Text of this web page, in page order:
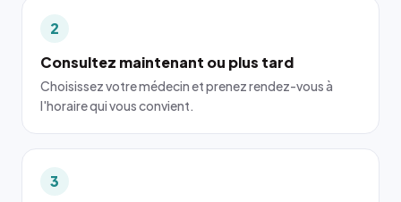
2
Consultez maintenant ou plus tard
Choisissez votre médecin et prenez rendez-vous à
l'horaire qui vous convient.
3